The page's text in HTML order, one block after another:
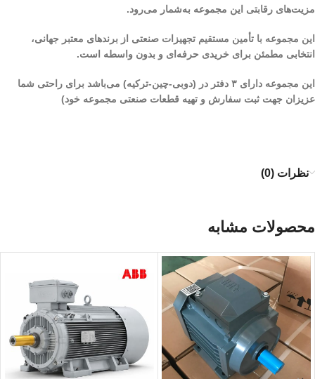
مزیت‌های رقابتی این مجموعه به‌شمار می‌رود.
این مجموعه با تأمین مستقیم تجهیزات صنعتی از برندهای معتبر جهانی،
انتخابی مطمئن برای خریدی حرفه‌ای و بدون واسطه است.
این مجموعه دارای ۳ دفتر در (دوبی-چین-ترکیه) می‌باشد برای راحتی شما
عزیزان جهت ثبت سفارش و تهیه قطعات صنعتی مجموعه خود)
نظرات (0)
محصولات مشابه